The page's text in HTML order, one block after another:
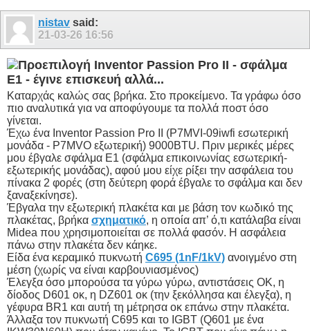
nistav said:
21-03-26 16:56
Inventor Passion Pro II - σφάλμα
Ε1 - έγινε επισκευή αλλά...
Καταρχάς καλώς σας βρήκα. Στο προκείμενο. Τα γράφω όσο
πιο αναλυτικά για να αποφύγουμε τα πολλά ποστ όσο
γίνεται.
Έχω ένα Inventor Passion Pro II (P7MVI-09iwfi εσωτερική
μονάδα - P7MVO εξωτερική) 9000BTU. Πριν μερικές μέρες
μου έβγαλε σφάλμα Ε1 (σφάλμα επικοινωνίας εσωτερική-
εξωτερικής μονάδας), αφού μου είχε ρίξει την ασφάλεια του
πίνακα 2 φορές (στη δεύτερη φορά έβγαλε το σφάλμα και δεν
ξαναξεκίνησε).
Έβγαλα την εξωτερική πλακέτα και με βάση τον κωδικό της
πλακέτας, βρήκα σχηματικό, η οποία απ’ ό,τι κατάλαβα είναι
Midea που χρησιμοποιείται σε πολλά φασόν. Η ασφάλεια
πάνω στην πλακέτα δεν κάηκε.
Είδα ένα κεραμικό πυκνωτή C695 (1nF/1kV) ανοιγμένο στη
μέση (χωρίς να είναι καρβουνιασμένος)
Έλεγξα όσο μπορούσα τα γύρω γύρω, αντιστάσεις ΟΚ, η
δίοδος D601 οκ, η DZ601 οκ (την ξεκόλλησα και έλεγξα), η
γέφυρα BR1 και αυτή τη μέτρησα οκ επάνω στην πλακέτα.
Άλλαξα τον πυκνωτή C695 και το IGBT (Q601 με ένα